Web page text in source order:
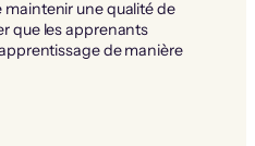
une qualité de
que les apprenants
de manière